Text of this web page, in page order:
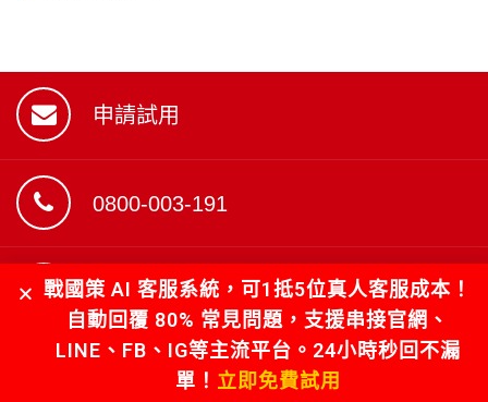
申請試用
0800-003-191
用LINE與我們諮詢
戰國策 AI 客服系統，可1抵5位真人客服成本！
自動回覆 80% 常見問題，支援串接官網、
LINE、FB、IG等主流平台。24小時秒回不漏
單！ 立即免費試用